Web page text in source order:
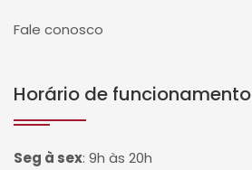
Fale conosco
Horário de funcionamento
Seg à sex: 9h às 20h